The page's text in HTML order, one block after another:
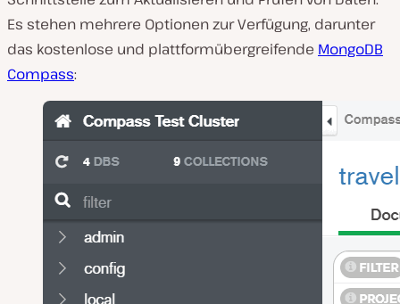
Es stehen mehrere Optionen zur Verfügung, darunter
das kostenlose und plattformübergreifende MongoDB
Compass: